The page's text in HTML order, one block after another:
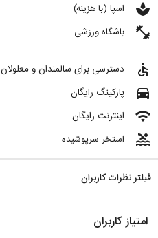
spa اسپا (با هزینه)
fitness_center باشگاه ورزشی
accessible دسترسی برای سالمندان و معلولان
directions_car پارکینگ رایگان
wifi اینترنت رایگان
pool استخر سرپوشیده
فیلتر نظرات کاربران
امتیاز کاربران